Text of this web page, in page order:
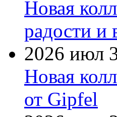
Новая
радости и
2026 июл
Новая
от Gipfel